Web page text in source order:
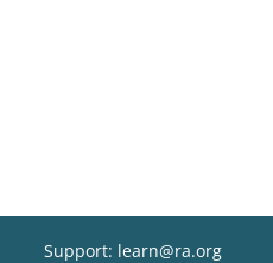
Support: learn@ra.org